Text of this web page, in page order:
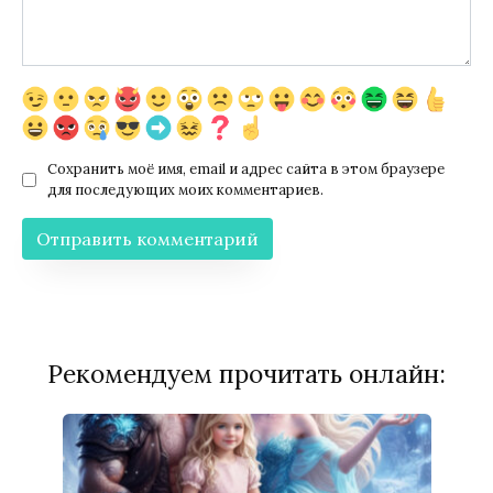
Сохранить моё имя, email и адрес сайта в этом браузере
для последующих моих комментариев.
Рекомендуем прочитать онлайн: